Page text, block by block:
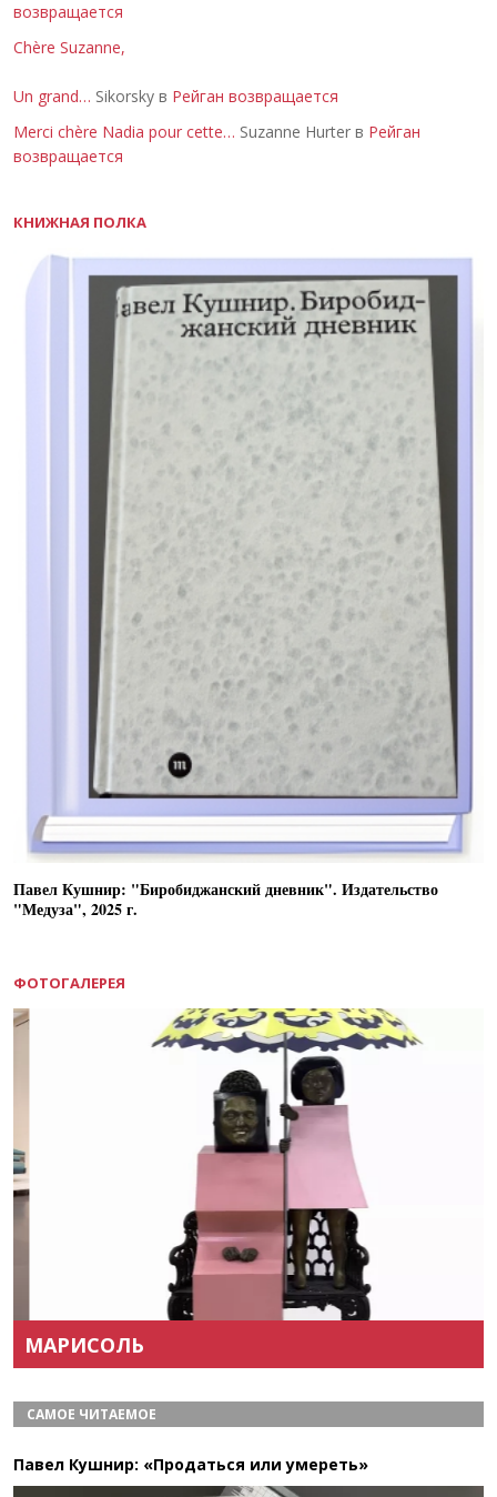
возвращается
Chère Suzanne,
Un grand… Sikorsky в Рейган возвращается
Merci chère Nadia pour cette… Suzanne Hurter в Рейган
возвращается
КНИЖНАЯ ПОЛКА
Павел Кушнир: "Биробиджанский дневник". Издательство
"Медуза", 2025 г.
ФОТОГАЛЕРЕЯ
МАРИСОЛЬ
САМОЕ ЧИТАЕМОЕ
Павел Кушнир: «Продаться или умереть»